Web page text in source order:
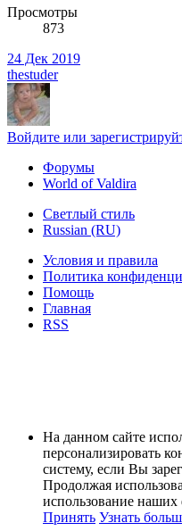
Просмотры
873
24 Дек 2019
thestuder
Войдите или
Форумы
World of Valdira
Светлый стиль
Russian (RU)
Условия и правила
Политика
Помощь
Главная
RSS
На данном сайте
персонализировать
систему, если Вы
Продолжая
использование наших
Принять Узнать